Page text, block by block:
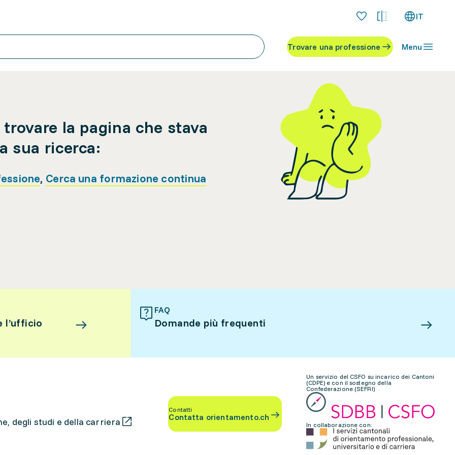
IT
Trovare una professione Menu
la pagina che stava
sua ricerca:
, Cerca una formazione continua
l’ufficio
FAQ
Domande più frequenti
degli studi e della carriera
Contatti
Contatta orientamento.ch
Un servizio del CSFO su incarico dei Cantoni
(CDPE) e con il sostegno della
Confederazione (SEFRI)
In collaborazione con: